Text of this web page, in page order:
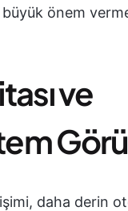
önem
ve
daha derin